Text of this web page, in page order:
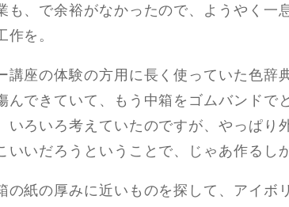
も、で余裕がなかったので、ようやく一
作を。
講座の体験の方用に長く使っていた色辞
んできていて、もう中箱をゴムバンドで
いろいろ考えていたのですが、やっぱり
いいだろうということで、じゃあ作るし
の紙の厚みに近いものを探して、アイボ